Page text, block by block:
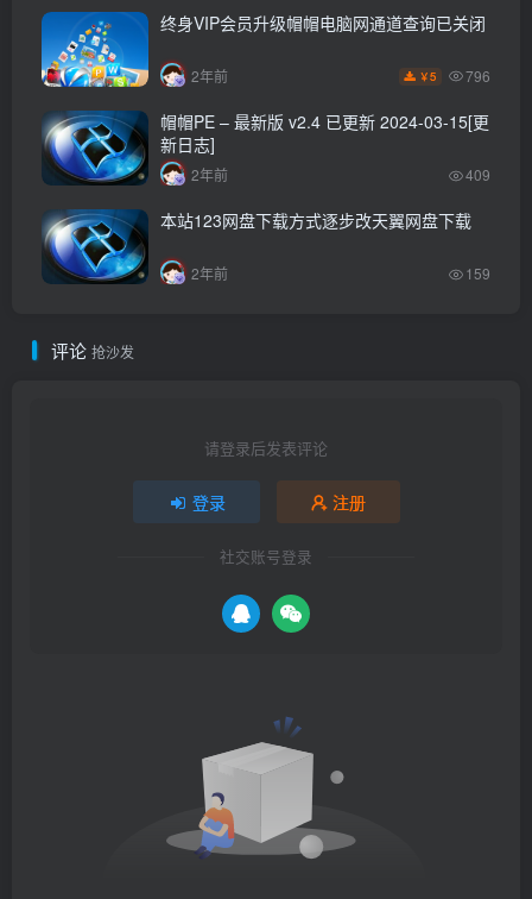
终身VIP会员升级帽帽电脑网通道查询已关闭
2年前 ￥5 796
帽帽PE – 最新版 v2.4 已更新 2024-03-15[更
新日志]
2年前 409
本站123网盘下载方式逐步改天翼网盘下载
2年前 159
评论 抢沙发
请登录后发表评论
登录 注册
社交账号登录